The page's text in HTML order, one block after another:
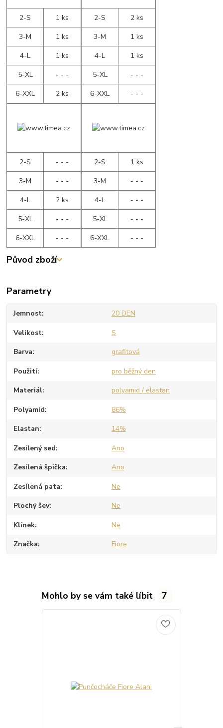
2-S
1 ks
3-M
1 ks
4-L
1 ks
5-XL
- - -
6-XXL
2 ks
2-S
2 ks
3-M
1 ks
4-L
1 ks
5-XL
- - -
6-XXL
- - -
2-S
- - -
3-M
- - -
4-L
2 ks
5-XL
- - -
6-XXL
- - -
2-S
1 ks
3-M
- - -
4-L
- - -
5-XL
- - -
6-XXL
- - -
Původ zboží
Parametry
Jemnost 20 DEN
Velikost S
Barva grafitová
Použití pro běžný den
Materiál polyamid / elastan
Polyamid 86%
Elastan 14%
Zesílený sed Ano
Zesílená špička Ano
Zesílená pata Ne
Plochý šev Ne
Klínek Ne
Značka Fiore
Mohlo by se vám také líbit 7